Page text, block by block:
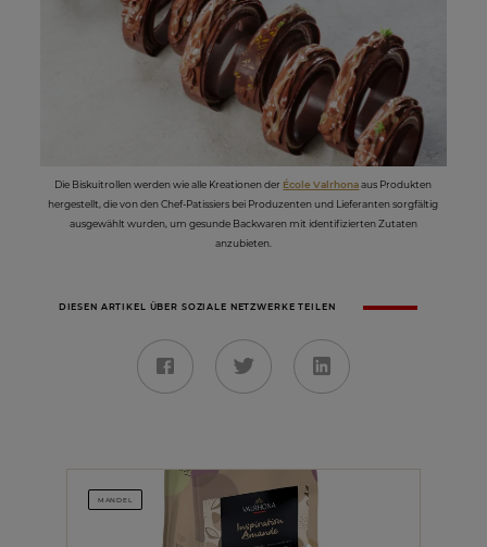
Die Biskuitrollen werden wie alle Kreationen der École Valrhonaaus Produkten
hergestellt, die von den Chef-Patissiers bei Produzenten und Lieferanten sorgfältig
ausgewählt wurden, um gesunde Backwaren mit identifizierten Zutaten
anzubieten.
DIESEN ARTIKEL ÜBER SOZIALE NETZWERKE TEILEN
MANDEL